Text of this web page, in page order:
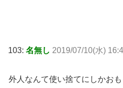
103: 名無し 2019/07/10(水)
外人なんて使い捨てにしかお